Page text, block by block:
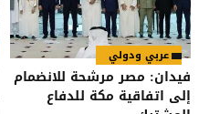
عربي ودولي
فيدان: مصر مرشحة للانضمام
إلى اتفاقية مكة للدفاع